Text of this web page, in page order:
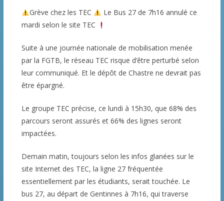
Grève chez les TEC
Le Bus 27 de 7h16 annulé ce
mardi selon le site TEC
Suite à une journée nationale de mobilisation menée
par la FGTB, le réseau TEC risque d’être perturbé selon
leur communiqué. Et le dépôt de Chastre ne devrait pas
être épargné.
Le groupe TEC précise, ce lundi à 15h30, que 68% des
parcours seront assurés et 66% des lignes seront
impactées.
Demain matin, toujours selon les infos glanées sur le
site Internet des TEC, la ligne 27 fréquentée
essentiellement par les étudiants, serait touchée. Le
bus 27, au départ de Gentinnes à 7h16, qui traverse